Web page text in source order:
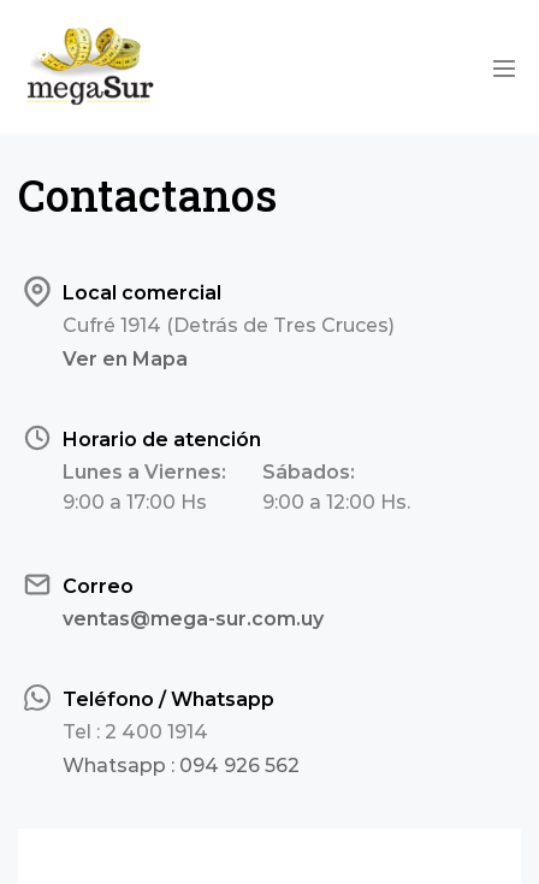
content
Contactanos
Local comercial
Cufré 1914 (Detrás de Tres Cruces)
Ver en Mapa
Horario de atención
Lunes a Viernes:
9:00 a 17:00 Hs
Sábados:
9:00 a 12:00 Hs.
Correo
ventas@mega-sur.com.uy
Teléfono / Whatsapp
Tel : 2 400 1914
Whatsapp : 094 926 562